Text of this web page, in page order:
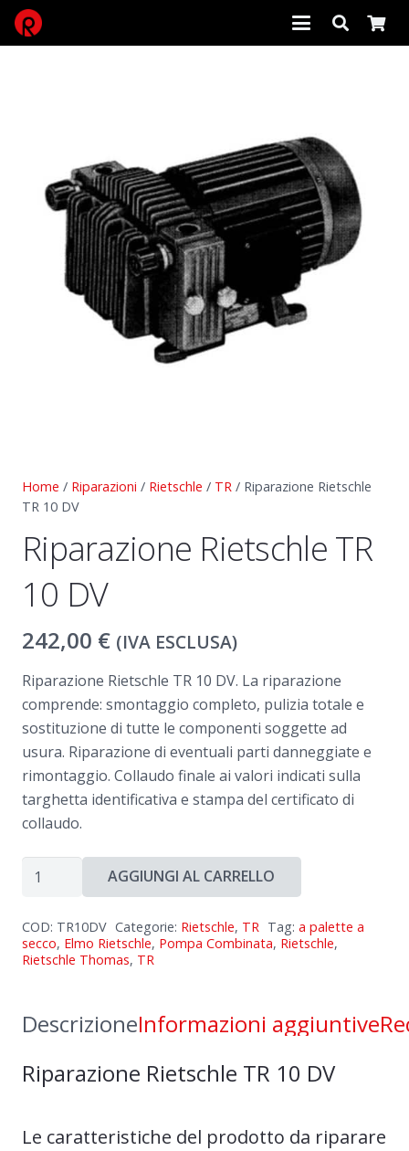
Home / Riparazioni / Rietschle / TR / Riparazione Rietschle
TR 10 DV
Riparazione Rietschle TR
10 DV
242,00 € (IVA ESCLUSA)
Riparazione Rietschle TR 10 DV. La riparazione
comprende: smontaggio completo, pulizia totale e
sostituzione di tutte le componenti soggette ad
usura. Riparazione di eventuali parti danneggiate e
rimontaggio. Collaudo finale ai valori indicati sulla
targhetta identificativa e stampa del certificato di
collaudo.
Riparazione
10
DV
AGGIUNGI AL CARRELLO
COD: TR10DV Categorie: Rietschle, TR Tag: a palette a
secco, Elmo Rietschle, Pompa Combinata, Rietschle,
Rietschle Thomas, TR
DescrizioneInformazioni aggiuntive
Riparazione Rietschle TR 10 DV
Le caratteristiche del prodotto da riparare